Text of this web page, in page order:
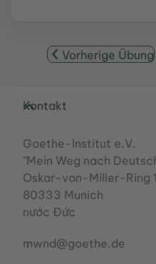
Vorherige Übung
Service- und
Kontakt
Goethe-Institut e.V.
"Mein Weg nach
Oskar-von-Miller-Ring
80333 Munich
nước Đức
mwnd@goethe.de